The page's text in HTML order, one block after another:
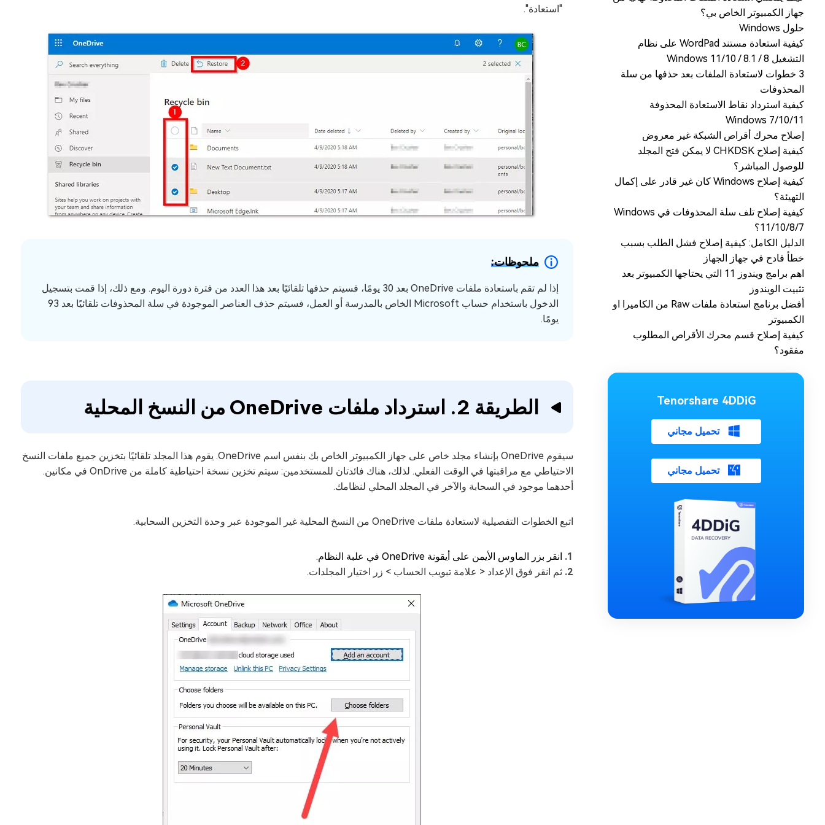
جهاز الكمبيوتر الخاص بي؟
حلول Windows
كيفية استعادة مستند WordPad على نظام
التشغيل Windows 11/10 / 8.1 / 8
3 خطوات لاستعادة الملفات بعد حذفها من سلة
المحذوفات
كيفية استرداد نقاط الاستعادة المحذوفة
Windows 7/10/11
إصلاح محرك أقراص الشبكة غير معروض
كيفية إصلاح CHKDSK لا يمكن فتح المجلد
للوصول المباشر؟
كيفية إصلاح Windows كان غير قادر على إكمال
التهيئة؟
كيفية إصلاح تلف سلة المحذوفات في Windows
11/10/8/7؟
الدليل الكامل: كيفية إصلاح فشل الطلب بسبب
خطأ فادح في جهاز الجهاز
اهم برامج ويندوز 11 التي يحتاجها الكمبيوتر بعد
تثبيت الويندوز
أفضل برنامج استعادة ملفات Raw من الكاميرا او
الكمبيوتر
كيفية إصلاح قسم محرك الأقراص المطلوب
مفقود؟
Tenorshare 4DDiG
تحميل مجاني
تحميل مجاني
"استعادة".
ملحوظات:
إذا لم تقم باستعادة ملفات OneDrive بعد 30 يومًا، فسيتم حذفها تلقائيًا بعد هذا العدد من فترة دورة اليوم. ومع ذلك، إذا قمت بتسجيل
الدخول باستخدام حساب Microsoft الخاص بالمدرسة أو العمل، فسيتم حذف العناصر الموجودة في سلة المحذوفات تلقائيًا بعد 93
يومًا.
الطريقة 2. استرداد ملفات OneDrive من النسخ المحلية
سيقوم OneDrive بإنشاء مجلد خاص على جهاز الكمبيوتر الخاص بك بنفس اسم OneDrive. يقوم هذا المجلد تلقائيًا بتخزين جميع ملفات النسخ
الاحتياطي مع مراقبتها في الوقت الفعلي. لذلك، هناك فائدتان للمستخدمين: سيتم تخزين نسخة احتياطية كاملة من OnDrive في مكانين.
أحدهما موجود في السحابة والآخر في المجلد المحلي لنظامك.
اتبع الخطوات التفصيلية لاستعادة ملفات OneDrive من النسخ المحلية غير الموجودة عبر وحدة التخزين السحابية.
انقر بزر الماوس الأيمن على أيقونة OneDrive في علبة النظام.
ثم انقر فوق الإعداد < علامة تبويب الحساب > زر اختيار المجلدات.